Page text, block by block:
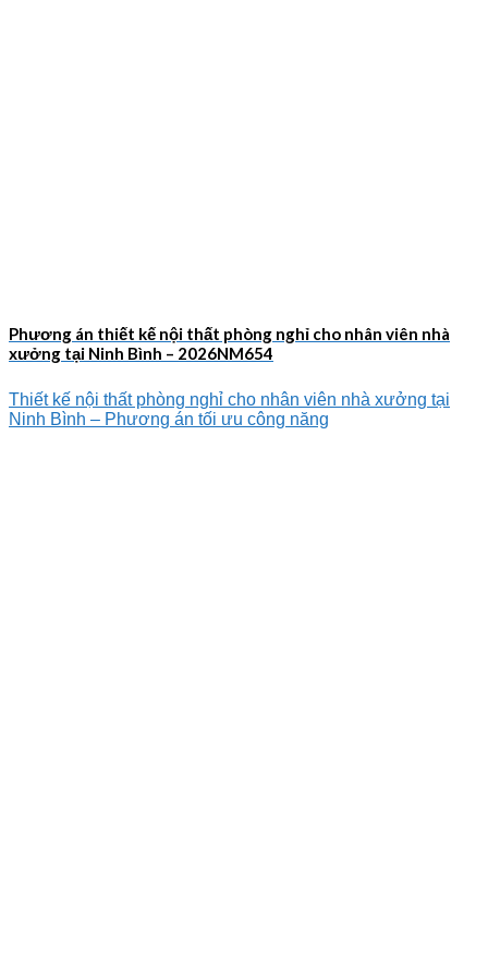
Phương án thiết kế nội thất phòng nghỉ cho nhân viên nhà
xưởng tại Ninh Bình – 2026NM654
Thiết kế nội thất phòng nghỉ cho nhân viên nhà xưởng tại
Ninh Bình – Phương án tối ưu công năng